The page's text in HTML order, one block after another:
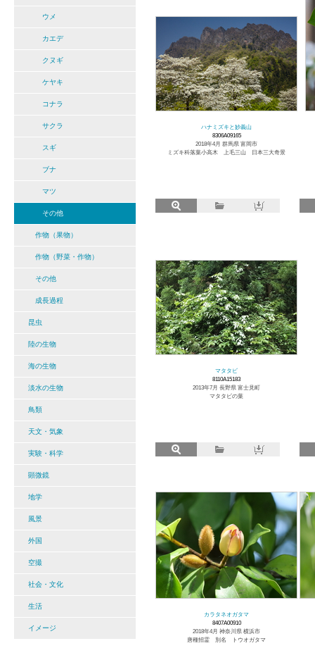
ウメ
カエデ
クヌギ
ケヤキ
コナラ
サクラ
スギ
ブナ
マツ
その他
作物（果物）
作物（野菜・作物）
その他
成長過程
昆虫
陸の生物
海の生物
淡水の生物
鳥類
天文・気象
実験・科学
顕微鏡
地学
風景
外国
空撮
社会・文化
生活
イメージ
ハナミズキと妙義山
8306A09165
2018年4月 群馬県 富岡市
ミズキ科落葉小高木 上毛三山 日本三大奇景
マタタビ
8110A15183
2013年7月 長野県 富士見町
マタタビの葉
カラタネオガタマ
8407A00910
2018年4月 神奈川県 横浜市
唐種招霊 別名 トウオガタマ